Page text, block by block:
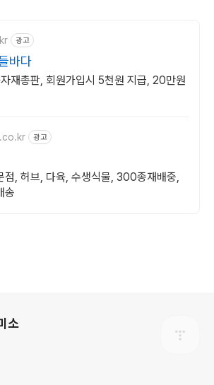
광고
바다
재총판, 회원가입시 5천원 지급, 20만원
광고
점, 허브, 다육, 수생식물, 300종재배중,
송
소